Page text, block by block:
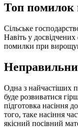
Топ помилок
Сільське
Навіть у
помилки при
Одна з найчастіших
буде розвиватися
підготовка насіння
того, таке насіння
якісний посівний